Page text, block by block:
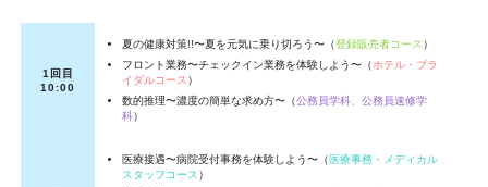
1回目
10:00
夏の健康対策!!〜夏を元気に乗り切ろう〜（登録販売者コース）
フロント業務〜チェックイン業務を体験しよう〜（ホテル・ブラ
イダルコース ）
数的推理〜濃度の簡単な求め方〜（公務員学科、公務員速修学
科）
医療接遇〜病院受付事務を体験しよう〜（医療事務・メディカル
スタッフコース）